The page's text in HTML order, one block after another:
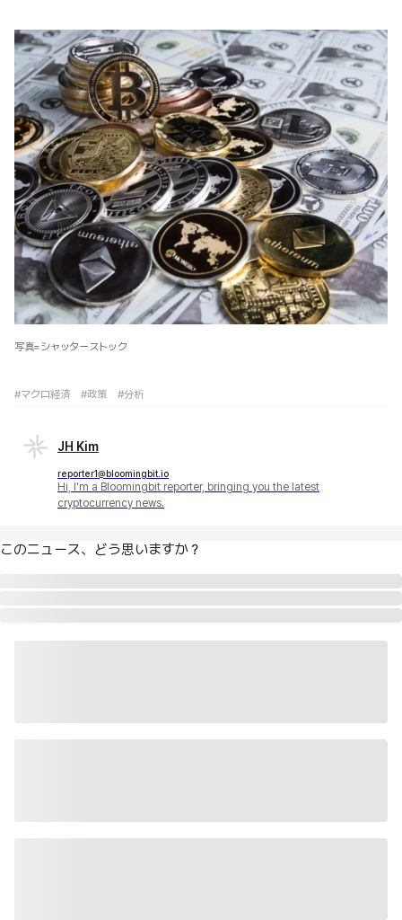
写真=シャッターストック
#マクロ経済 #政策 #分析
JH Kim
reporter1@bloomingbit.io
Hi, I'm a Bloomingbit reporter, bringing you the latest
cryptocurrency news.
このニュース、どう思いますか？